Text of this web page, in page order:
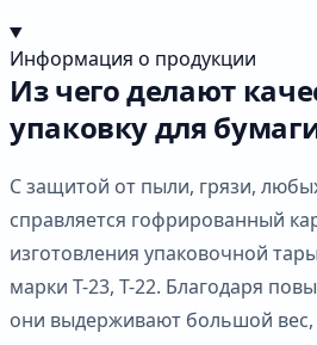
Информация о продукции
Из чего делают
упаковку для
С защитой от пыли, грязи,
справляется гофрированный
изготовления упаковочной
марки Т-23, Т-22. Благодаря
они выдерживают большой